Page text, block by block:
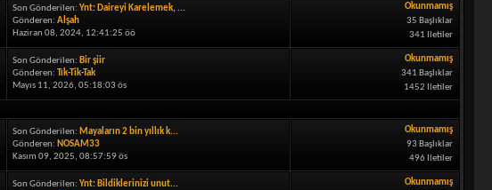
Son Gönderilen: Ynt: Daireyi Karelemek, ...
Gönderen: Alşah
Haziran 08, 2024, 12:41:25 öö
Okunmamış
35 Başlıklar
341 Iletiler
Son Gönderilen: Bir şiir
Gönderen: Tık-Tik-Tak
Mayıs 11, 2026, 05:18:03 ös
Okunmamış
341 Başlıklar
1452 Iletiler
Son Gönderilen: Mayaların 2 bin yıllık k...
Gönderen: NOSAM33
Kasım 09, 2025, 08:57:59 ös
Okunmamış
93 Başlıklar
496 Iletiler
Son Gönderilen: Ynt: Bildiklerinizi unut...
Okunmamış